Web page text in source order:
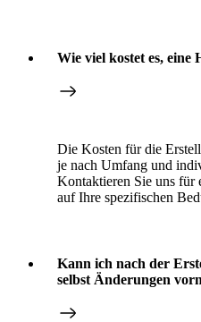
Wie viel kostet es, eine
Die Kosten für die
je nach Umfang und
Kontaktieren Sie uns für
auf Ihre spezifischen
Kann ich nach der
selbst Änderungen